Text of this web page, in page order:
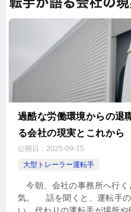
過酷な労働環境からの
る会社の現実とこれから
公開日： 2025-09-15
大型トレーラー運転手
今朝、会社の事務所へ行く
気。 話を聞くと、運転手の